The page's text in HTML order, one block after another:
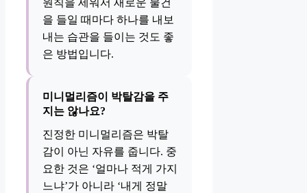
원칙을 세워서 새로운 물건
을 들일 때마다 하나를 내보
내는 습관을 들이는 것도 좋
은 방법입니다.
미니멀리즘이 박탈감을 주
지는 않나요?
진정한 미니멀리즘은 박탈
감이 아닌 자유를 줍니다. 중
요한 것은 ‘얼마나 적게 가지
느냐’가 아니라 ‘내게 정말